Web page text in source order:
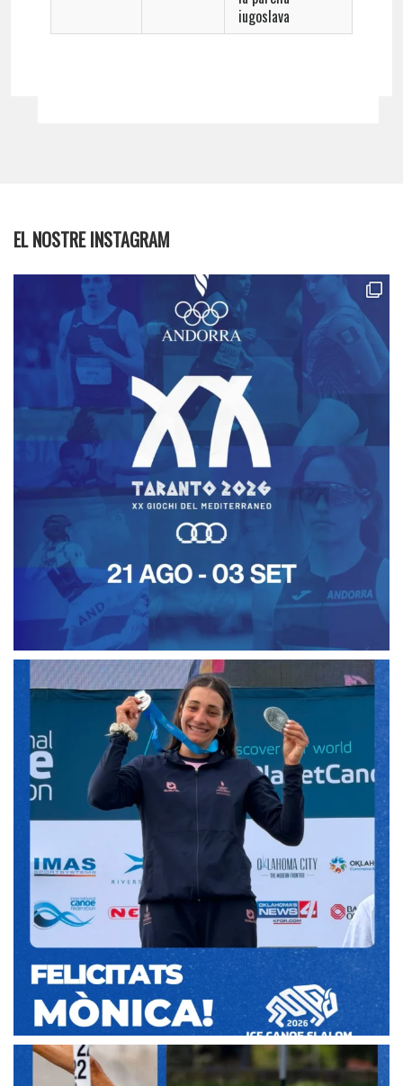
iugoslava
EL NOSTRE INSTAGRAM